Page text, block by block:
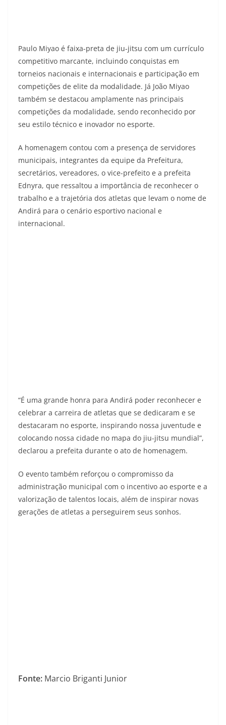
Paulo Miyao é faixa-preta de jiu-jitsu com um currículo
competitivo marcante, incluindo conquistas em
torneios nacionais e internacionais e participação em
competições de elite da modalidade. Já João Miyao
também se destacou amplamente nas principais
competições da modalidade, sendo reconhecido por
seu estilo técnico e inovador no esporte.
A homenagem contou com a presença de servidores
municipais, integrantes da equipe da Prefeitura,
secretários, vereadores, o vice-prefeito e a prefeita
Ednyra, que ressaltou a importância de reconhecer o
trabalho e a trajetória dos atletas que levam o nome de
Andirá para o cenário esportivo nacional e
internacional.
“É uma grande honra para Andirá poder reconhecer e
celebrar a carreira de atletas que se dedicaram e se
destacaram no esporte, inspirando nossa juventude e
colocando nossa cidade no mapa do jiu-jitsu mundial”,
declarou a prefeita durante o ato de homenagem.
O evento também reforçou o compromisso da
administração municipal com o incentivo ao esporte e a
valorização de talentos locais, além de inspirar novas
gerações de atletas a perseguirem seus sonhos.
Fonte: Marcio Briganti Junior